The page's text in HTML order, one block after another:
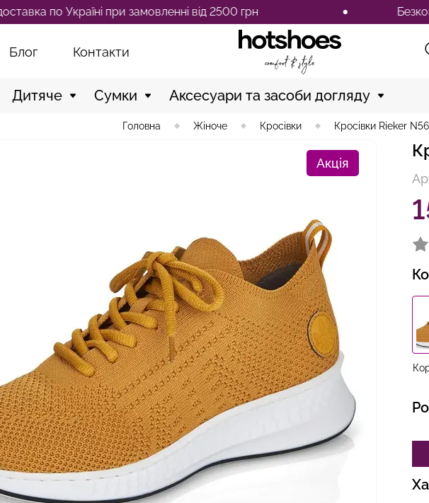
по Україні при замовленні від 2500 грн
Блог Контакти
Дитяче Сумки Аксесуари та засоби догляду
Головна Жіноче Кросівки Кросівки Rieker
Акція